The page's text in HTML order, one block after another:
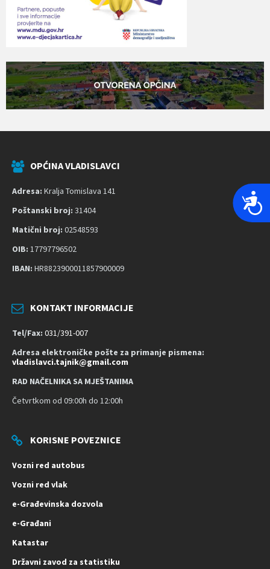
P
r
OPĆINA VLADISLAVCI
Adresa: Kralja Tomislava 141
Poštanski broj: 31404
Matični broj: 02548593
OIB: 17797796502
IBAN: HR8823900011857900009
KONTAKT INFORMACIJE
Tel/Fax: 031/391-007
Adresa elektroničke pošte za primanje pismena:
vladislavci.tajnik@gmail.com
RAD NAČELNIKA SA MJEŠTANIMA
Četvrtkom od 09:00h do 12:00h
KORISNE POVEZNICE
Vozni red autobus
Vozni red vlak
e-Građevinska dozvola
e-Građani
Katastar
Državni zavod za statistiku